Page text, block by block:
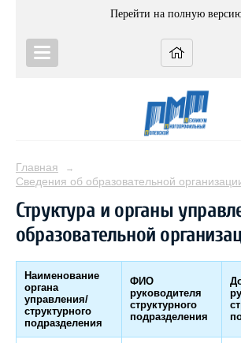
Перейти на полную
Главная →
Сведения об образовательной
Структура и органы
образовательной
Наименование
органа
управления/
структурного
подразделения
ФИО
руководителя
структурного
подразделения